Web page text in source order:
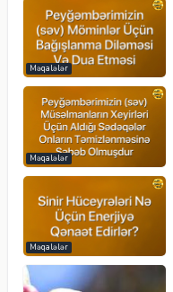
Məqalələr
Məqalələr
Məqalələr